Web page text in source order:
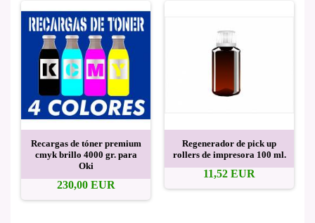
Recargas de tóner premium
cmyk brillo 4000 gr. para
Oki
230,00 EUR
Regenerador de pick up
rollers de impresora 100 ml.
11,52 EUR